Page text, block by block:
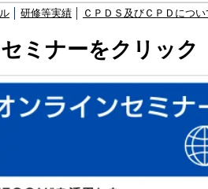
研修等実績 ＣＰＤＳ及びＣＰＤにつ
ミナーをクリック